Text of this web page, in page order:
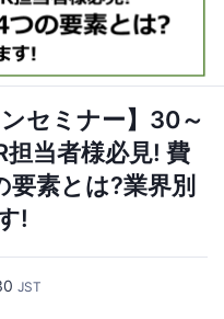
セミナー】30～
当者様必見! 費
素とは?業界別
!
JST